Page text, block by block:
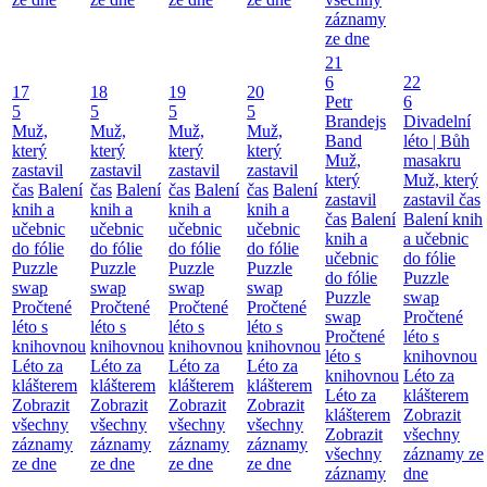
záznamy
ze dne
17
5
Muž,
který
zastavil
čas Balení
knih a
učebnic
do fólie
Puzzle
swap
Pročtené
léto s
knihovnou
Léto za
klášterem
Zobrazit
všechny
záznamy
ze dne
18
5
Muž,
který
zastavil
čas Balení
knih a
učebnic
do fólie
Puzzle
swap
Pročtené
léto s
knihovnou
Léto za
klášterem
Zobrazit
všechny
záznamy
ze dne
19
5
Muž,
který
zastavil
čas Balení
knih a
učebnic
do fólie
Puzzle
swap
Pročtené
léto s
knihovnou
Léto za
klášterem
Zobrazit
všechny
záznamy
ze dne
20
5
Muž,
který
zastavil
čas Balení
knih a
učebnic
do fólie
Puzzle
swap
Pročtené
léto s
knihovnou
Léto za
klášterem
Zobrazit
všechny
záznamy
ze dne
21
6
Petr
Brandejs
Band
Muž,
který
zastavil
čas Balení
knih a
učebnic
do fólie
Puzzle
swap
Pročtené
léto s
knihovnou
Léto za
klášterem
Zobrazit
všechny
záznamy
22
6
Divadelní
léto | Bůh
masakru
Muž, který
zastavil čas
Balení knih
a učebnic
do fólie
Puzzle
swap
Pročtené
léto s
knihovnou
Léto za
klášterem
Zobrazit
všechny
záznamy ze
dne